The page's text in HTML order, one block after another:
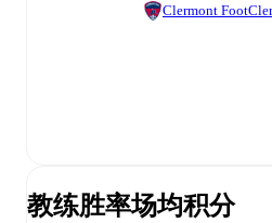
Clermont Foot
教练胜率场均积分